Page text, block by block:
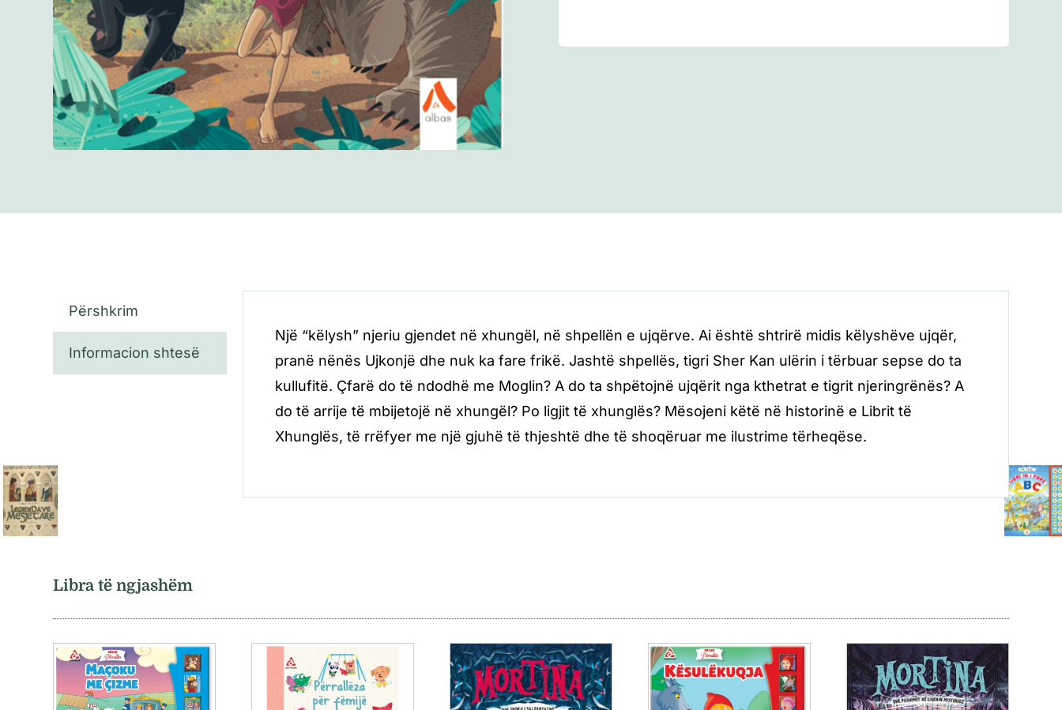
Përshkrim
Informacion shtesë
Një “këlysh” njeriu gjendet në xhungël, në shpellën e ujqërve. Ai është shtrirë midis këlyshëve ujqër,
pranë nënës Ujkonjë dhe nuk ka fare frikë. Jashtë shpellës, tigri Sher Kan ulërin i tërbuar sepse do ta
kullufitë. Çfarë do të ndodhë me Moglin? A do ta shpëtojnë ujqërit nga kthetrat e tigrit njeringrënës? A
do të arrije të mbijetojë në xhungël? Po ligjit të xhunglës? Mësojeni këtë në historinë e Librit të
Xhunglës, të rrëfyer me një gjuhë të thjeshtë dhe të shoqëruar me ilustrime tërheqëse.
Libra të ngjashëm